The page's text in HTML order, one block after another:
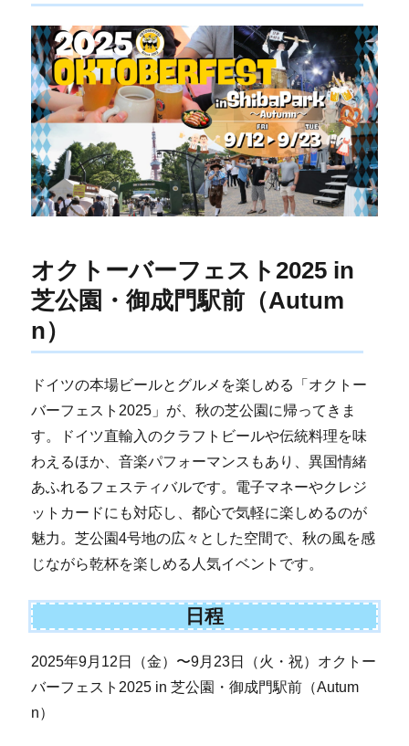
オクトーバーフェスト2025 in
芝公園・御成門駅前（Autum
n）
ドイツの本場ビールとグルメを楽しめる「オクトー
バーフェスト2025」が、秋の芝公園に帰ってきま
す。ドイツ直輸入のクラフトビールや伝統料理を味
わえるほか、音楽パフォーマンスもあり、異国情緒
あふれるフェスティバルです。電子マネーやクレジ
ットカードにも対応し、都心で気軽に楽しめるのが
魅力。芝公園4号地の広々とした空間で、秋の風を感
じながら乾杯を楽しめる人気イベントです。
日程
2025年9月12日（金）〜9月23日（火・祝）オクトー
バーフェスト2025 in 芝公園・御成門駅前（Autum
n）